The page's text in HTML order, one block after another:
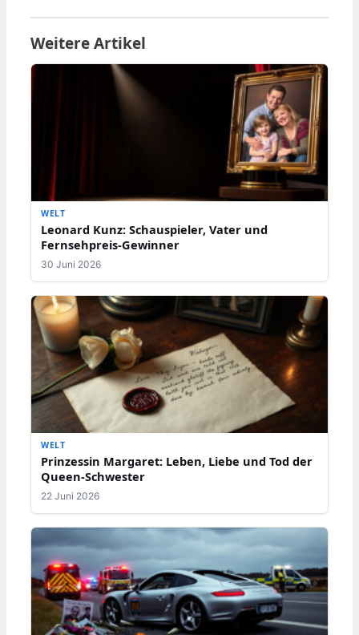
Weitere Artikel
WELT
Leonard Kunz: Schauspieler, Vater und
Fernsehpreis-Gewinner
30 Juni 2026
WELT
Prinzessin Margaret: Leben, Liebe und Tod der
Queen-Schwester
22 Juni 2026